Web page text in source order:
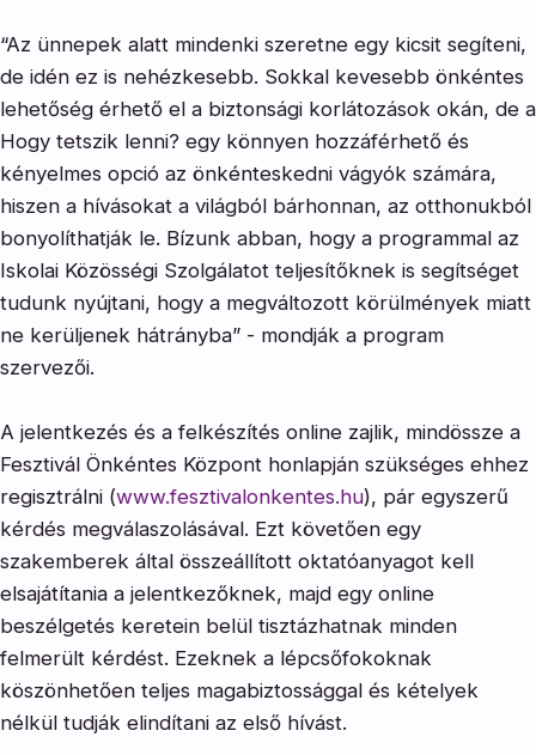
“Az ünnepek alatt mindenki szeretne egy kicsit segíteni,
de idén ez is nehézkesebb. Sokkal kevesebb önkéntes
lehetőség érhető el a biztonsági korlátozások okán, de a
Hogy tetszik lenni? egy könnyen hozzáférhető és
kényelmes opció az önkénteskedni vágyók számára,
hiszen a hívásokat a világból bárhonnan, az otthonukból
bonyolíthatják le. Bízunk abban, hogy a programmal az
Iskolai Közösségi Szolgálatot teljesítőknek is segítséget
tudunk nyújtani, hogy a megváltozott körülmények miatt
ne kerüljenek hátrányba” - mondják a program
szervezői.
A jelentkezés és a felkészítés online zajlik, mindössze a
Fesztivál Önkéntes Központ honlapján szükséges ehhez
regisztrálni (www.fesztivalonkentes.hu), pár egyszerű
kérdés megválaszolásával. Ezt követően egy
szakemberek által összeállított oktatóanyagot kell
elsajátítania a jelentkezőknek, majd egy online
beszélgetés keretein belül tisztázhatnak minden
felmerült kérdést. Ezeknek a lépcsőfokoknak
köszönhetően teljes magabiztossággal és kételyek
nélkül tudják elindítani az első hívást.